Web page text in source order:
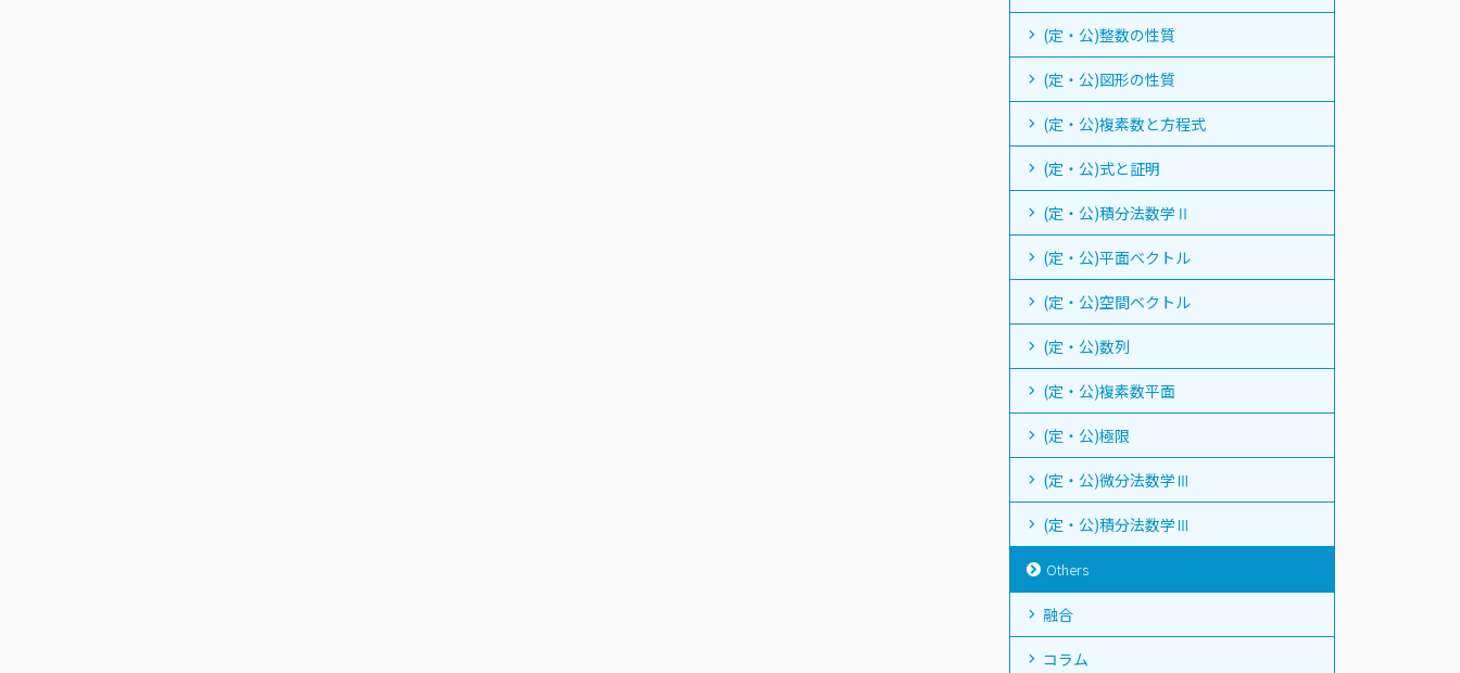
(定・公)整数の性質
(定・公)図形の性質
(定・公)複素数と方程式
(定・公)式と証明
(定・公)積分法数学Ⅱ
(定・公)平面ベクトル
(定・公)空間ベクトル
(定・公)数列
(定・公)複素数平面
(定・公)極限
(定・公)微分法数学Ⅲ
(定・公)積分法数学Ⅲ
Others
融合
コラム